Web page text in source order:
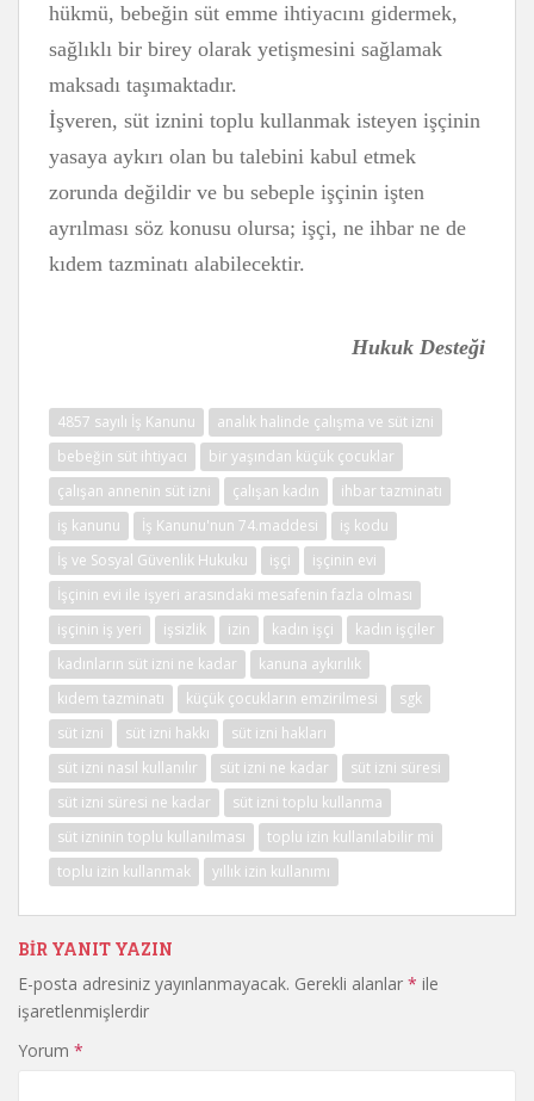
hükmü, bebeğin süt emme ihtiyacını gidermek,
sağlıklı bir birey olarak yetişmesini sağlamak
maksadı taşımaktadır.
İşveren, süt iznini toplu kullanmak isteyen işçinin
yasaya aykırı olan bu talebini kabul etmek
zorunda değildir ve bu sebeple işçinin işten
ayrılması söz konusu olursa; işçi, ne ihbar ne de
kıdem tazminatı alabilecektir.
Hukuk Desteği
4857 sayılı İş Kanunu
analık halinde çalışma ve süt izni
bebeğin süt ihtiyacı
bir yaşından küçük çocuklar
çalışan annenin süt izni
çalışan kadın
ihbar tazminatı
iş kanunu
İş Kanunu'nun 74.maddesi
iş kodu
İş ve Sosyal Güvenlik Hukuku
işçi
işçinin evi
İşçinin evi ile işyeri arasındaki mesafenin fazla olması
işçinin iş yeri
işsizlik izin kadın işçi
kadın işçiler
kadınların süt izni ne kadar
kanuna aykırılık
kıdem tazminatı
küçük çocukların emzirilmesi
sgk
süt izni
süt izni hakkı
süt izni hakları
süt izni nasıl kullanılır
süt izni ne kadar
süt izni süresi
süt izni süresi ne kadar
süt izni toplu kullanma
süt izninin toplu kullanılması
toplu izin kullanılabilir mi
toplu izin kullanmak
yıllık izin kullanımı
BIR YANIT YAZIN
E-posta adresiniz yayınlanmayacak. Gerekli alanlar * ile
işaretlenmişlerdir
Yorum *